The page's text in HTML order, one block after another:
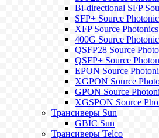
Bi-directional SFP
SFP+ Source
XFP Source Photonics
400G Source
QSFP28 Source
QSFP+ Source
EPON Source
XGPON Source
GPON Source
XGSPON Source
Трансиверы Sun
GBIC Sun
Трансиверы Telco